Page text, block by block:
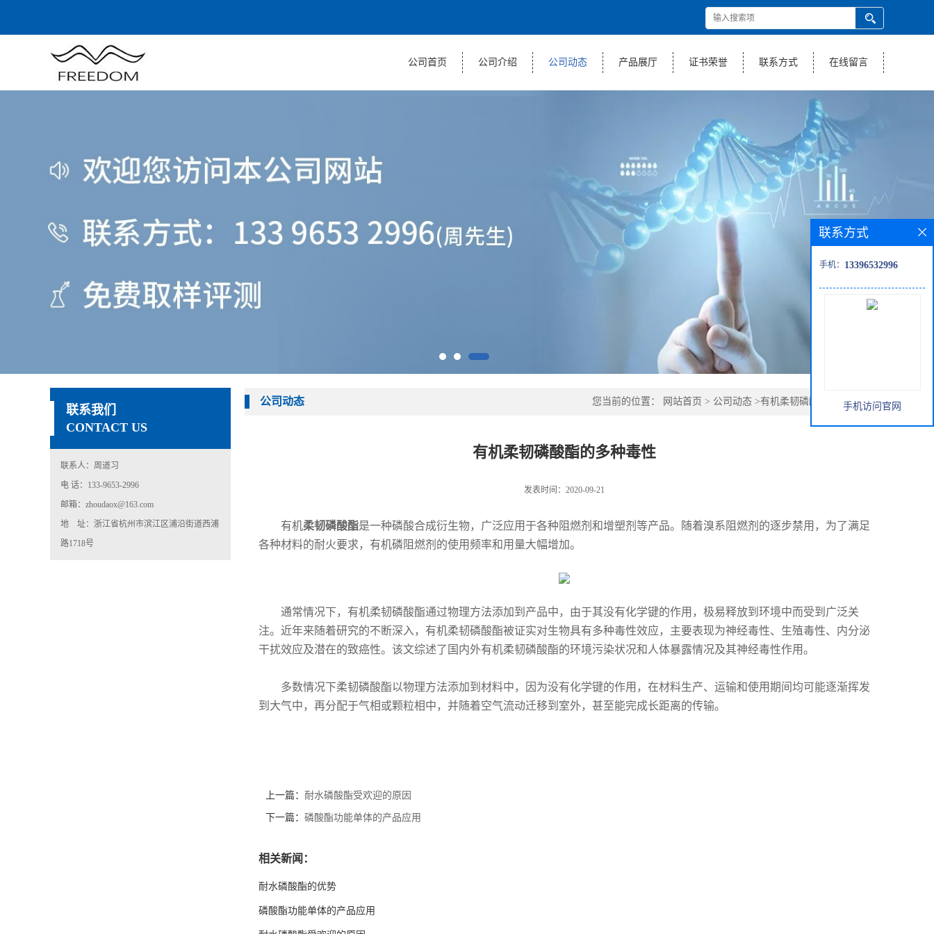
公司首页 公司介绍 公司动态 产品展厅 证书荣誉 联系方式 在线留言
联系我们
CONTACT US
联系人：周道习
电 话：133-9653-2996
邮箱：zhoudaox@163.com
地 址：浙江省杭州市滨江区浦沿街道西浦
路1718号
公司动态 您当前的位置： 网站首页 > 公司动态 >有机柔韧磷酸酯的多种毒性
有机柔韧磷酸酯的多种毒性
发表时间：2020-09-21
有机柔韧磷酸酯是一种磷酸合成衍生物，广泛应用于各种阻燃剂和增塑剂等产品。随着溴系阻燃剂的逐步禁用，为了满足
各种材料的耐火要求，有机磷阻燃剂的使用频率和用量大幅增加。
通常情况下，有机柔韧磷酸酯通过物理方法添加到产品中，由于其没有化学键的作用，极易释放到环境中而受到广泛关
注。近年来随着研究的不断深入，有机柔韧磷酸酯被证实对生物具有多种毒性效应，主要表现为神经毒性、生殖毒性、内分泌
干扰效应及潜在的致癌性。该文综述了国内外有机柔韧磷酸酯的环境污染状况和人体暴露情况及其神经毒性作用。
多数情况下柔韧磷酸酯以物理方法添加到材料中，因为没有化学键的作用，在材料生产、运输和使用期间均可能逐渐挥发
到大气中，再分配于气相或颗粒相中，并随着空气流动迁移到室外，甚至能完成长距离的传输。
上一篇： 耐水磷酸酯受欢迎的原因
下一篇： 磷酸酯功能单体的产品应用
相关新闻：
耐水磷酸酯的优势
磷酸酯功能单体的产品应用
联系方式
手机： 13396532996
手机访问官网